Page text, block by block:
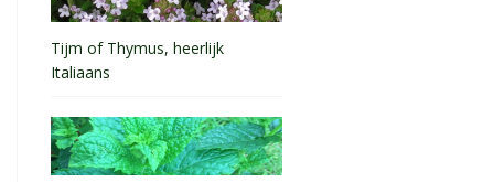
Tijm of Thymus, heerlijk
Italiaans